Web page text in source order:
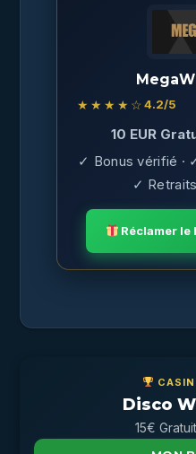
★★★★☆ 4.2/5
10 EUR
✓ Bonus vérifié ·
✓
Réclamer le
Disco
15€